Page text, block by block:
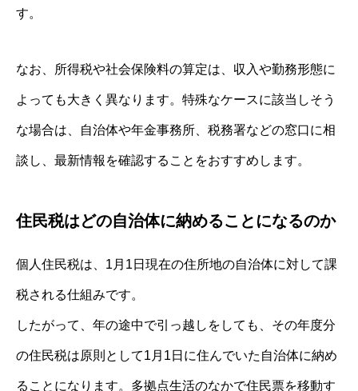
す。
なお、所得税や社会保険料の算定は、収入や勤務形態に
よっても大きく異なります。特殊なケースに該当しそう
な場合は、自治体や年金事務所、税務署などの窓口に相
談し、最新情報を確認することをおすすめします。
住民税はどの自治体に納めることになるのか
個人住民税は、1月1日現在の住所地の自治体に対して課
税される仕組みです。
したがって、年の途中で引っ越しをしても、その年度分
の住民税は原則として1月1日に住んでいた自治体に納め
ることになります。多拠点生活のなかで住民票を移動す